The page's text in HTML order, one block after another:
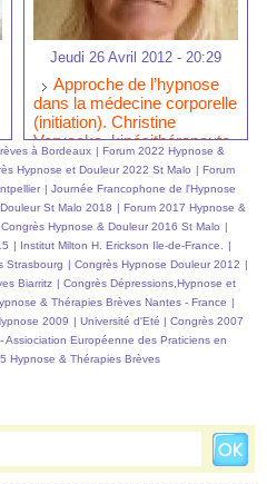
Jeudi 26 Avril 2012 - 20:29
Approche de l’hypnose
dans la médecine corporelle
(initiation). Christine
Vervaeke, kinésithérapeute
. Congrès International
Hypnose et
Douleur.Confédération
Francophone Hypnose &
Thérapies Brèves.
à Bordeaux | Forum 2022 Hypnose &
Hypnose et Douleur 2022 St Malo | Forum
| Journée Francophone de l'Hypnose
St Malo 2018 | Forum 2017 Hypnose &
Congrès Hypnose & Douleur 2016 St Malo |
| Institut Milton H. Erickson Ile-de-France. |
Strasbourg | Congrès Hypnose Douleur 2012 |
Biarritz | Congrès Dépressions,Hypnose et
& Thérapies Brèves Nantes - France |
2009 | Université d'Eté | Congrès 2007
Assiociation Européenne des Praticiens en
Hypnose & Thérapies Brèves